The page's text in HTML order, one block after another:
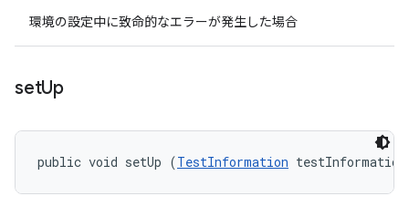
環境の設定中に致命的なエラーが発生した場合
setUp
public void setUp (TestInformation